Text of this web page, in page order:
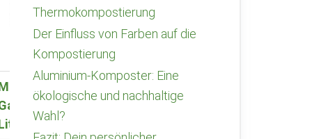
900
Schnellkomposter
Thermokompostierung
Der Einfluss von Farben auf die
Kompostierung
Aluminium-Komposter: Eine
ökologische und nachhaltige
Wahl?